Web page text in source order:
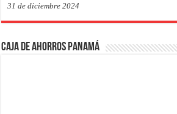
31 de diciembre 2024
Caja de Ahorros Panamá